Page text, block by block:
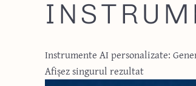
Instrumente AI personalizate:
Afișez singurul rezultat